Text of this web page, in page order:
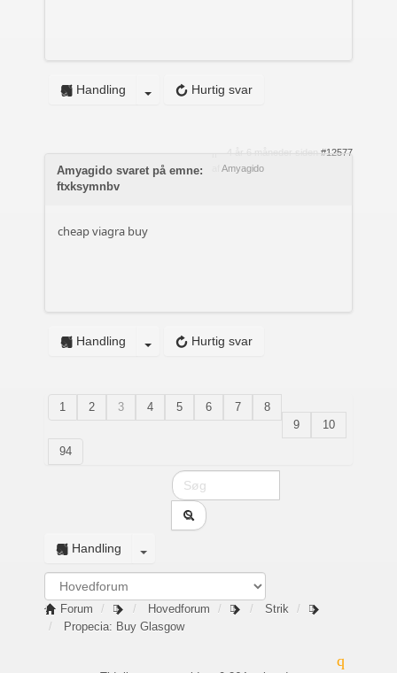
Hurtig svar
Handling
4 år 6 måneder siden
#12577
Amyagido
Amyagido svaret på emne:
ftxksymnbv
cheap viagra buy
Hurtig svar
Handling
1 2 3 4 5 6 7
8
9
10
94
Handling
Forum Hovedforum
Strik
Propecia: Buy Glasgow